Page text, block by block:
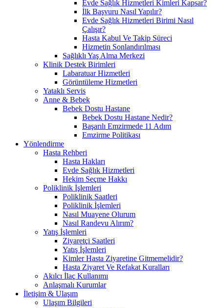
Evde Sağlık Hizmetleri Kimleri Kapsar?
İlk Başvuru Nasıl Yapılır?
Evde Sağlık Hizmetleri Birimi Nasıl
Çalışır?
Hasta Kabul Ve Takip Süreci
Hizmetin Sonlandırılması
Sağlıklı Yaş Alma Merkezi
Klinik Destek Birimleri
Labaratuar Hizmetleri
Görüntüleme Hizmetleri
Yataklı Servis
Anne & Bebek
Bebek Dostu Hastane
Bebek Dostu Hastane Nedir?
Başarılı Emzirmede 11 Adım
Emzirme Politikası
Yönlendirme
Hasta Rehberi
Hasta Hakları
Evde Sağlık Hizmetleri
Hekim Seçme Hakkı
Poliklinik İşlemleri
Poliklinik Saatleri
Poliklinik İşlemleri
Nasıl Muayene Olurum
Nasıl Randevu Alırım?
Yatış İşlemleri
Ziyaretçi Saatleri
Yatış İşlemleri
Kimler Hasta Ziyaretine Gitmemelidir?
Hasta Ziyaret Ve Refakat Kuralları
Akılcı İlaç Kullanımı
Anlaşmalı Kurumlar
İletişim & Ulaşım
Ulaşım Bilgileri